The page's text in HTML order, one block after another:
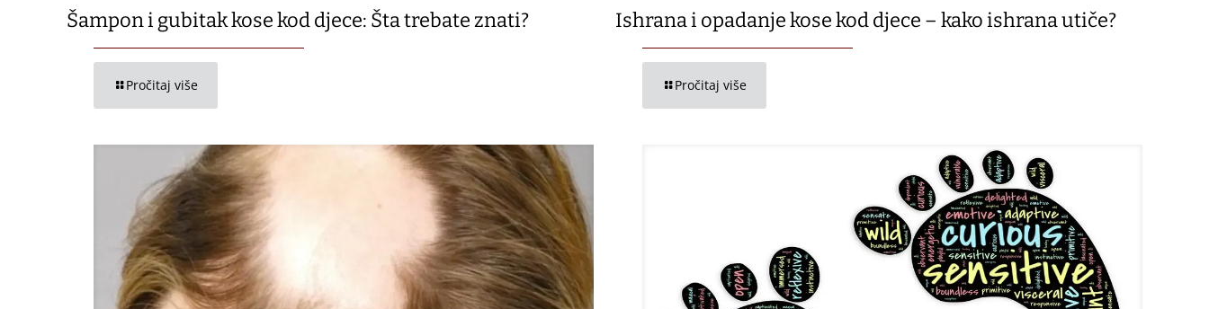
Šampon i gubitak kose kod djece: Šta trebate znati?
Pročitaj više
Ishrana i opadanje kose kod djece – kako ishrana utiče?
Pročitaj više